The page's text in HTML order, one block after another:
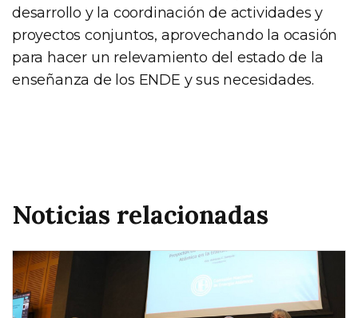
desarrollo y la coordinación de actividades y
proyectos conjuntos, aprovechando la ocasión
para hacer un relevamiento del estado de la
enseñanza de los ENDE y sus necesidades.
Noticias relacionadas